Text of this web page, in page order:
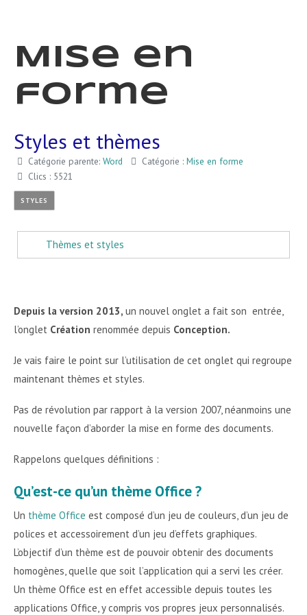
Mise en
forme
Styles et thèmes
Catégorie parente: Word Catégorie : Mise en forme
Clics : 5521
STYLES
Thèmes et styles
Depuis la version 2013, un nouvel onglet a fait son entrée,
l’onglet Création renommée depuis Conception.
Je vais faire le point sur l’utilisation de cet onglet qui regroupe
maintenant thèmes et styles.
Pas de révolution par rapport à la version 2007, néanmoins une
nouvelle façon d’aborder la mise en forme des documents.
Rappelons quelques définitions :
Qu’est-ce qu’un thème Office ?
Un thème Office est composé d’un jeu de couleurs, d’un jeu de
polices et accessoirement d’un jeu d’effets graphiques.
L’objectif d’un thème est de pouvoir obtenir des documents
homogènes, quelle que soit l’application qui a servi les créer.
Un thème Office est en effet accessible depuis toutes les
applications Office, y compris vos propres jeux personnalisés.